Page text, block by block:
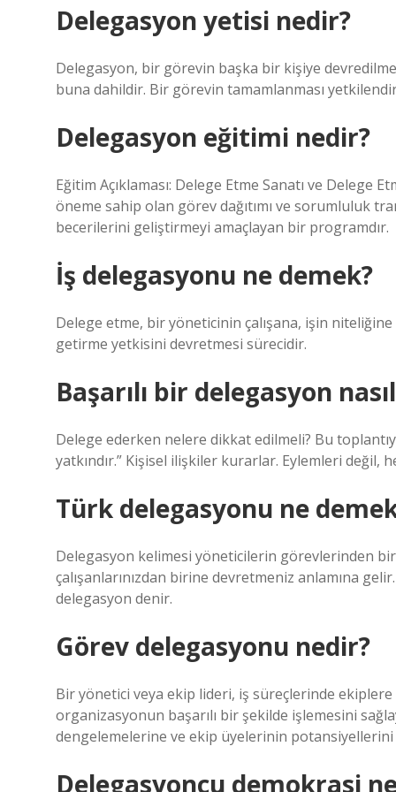
Delegasyon yetisi nedir?
Delegasyon, bir görevin başka bir kişiye
buna dahildir. Bir görevin tamamlanması
Delegasyon eğitimi nedir?
Eğitim Açıklaması: Delege Etme Sanatı ve
öneme sahip olan görev dağıtımı ve sorumluluk
becerilerini geliştirmeyi amaçlayan bir programdır.
İş delegasyonu ne demek?
Delege etme, bir yöneticinin çalışana, işin
getirme yetkisini devretmesi sürecidir.
Başarılı bir delegasyon
Delege ederken nelere dikkat edilmeli? Bu
yatkındır.” Kişisel ilişkiler kurarlar. Eylemleri
Türk delegasyonu ne
Delegasyon kelimesi yöneticilerin görevlerinden
çalışanlarınızdan birine devretmeniz anlamına
delegasyon denir.
Görev delegasyonu nedir?
Bir yönetici veya ekip lideri, iş süreçlerinde
organizasyonun başarılı bir şekilde işlemesini
dengelemelerine ve ekip üyelerinin potansiyellerini
Delegasyoncu demokrasi